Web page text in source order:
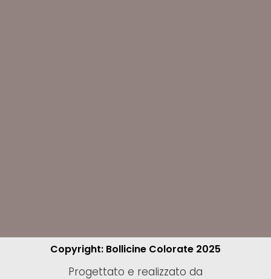
Copyright: Bollicine Colorate 2025
Progettato e realizzato da